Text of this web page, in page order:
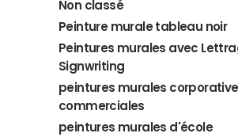
Non classé
Peinture murale tableau noir
Peintures murales avec
Signwriting
peintures murales
commerciales
peintures murales d'école